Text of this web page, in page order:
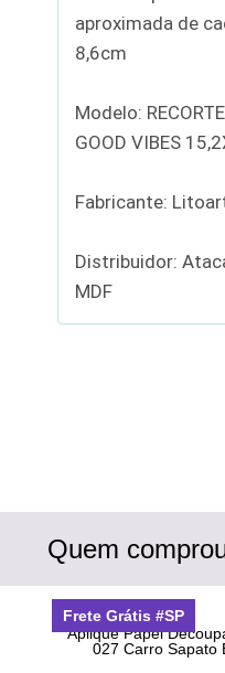
aproximada de
8,6cm
Modelo:
GOOD VIBES
Fabricante:
Distribuidor:
MDF
Quem
Aplique Papel
027 Carro Sapato
Frete Grátis #SP